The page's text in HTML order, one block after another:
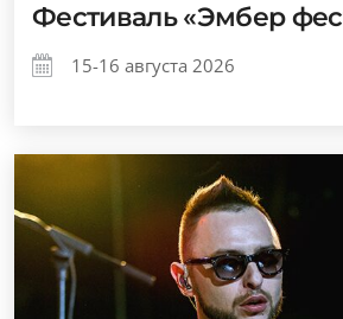
Фестиваль «Эмбер
15-16 августа 2026